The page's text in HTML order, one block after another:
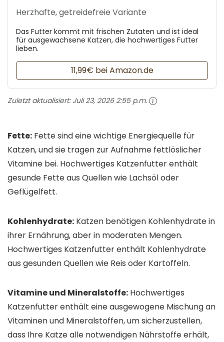
Herzhafte, getreidefreie Variante
Das Futter kommt mit frischen Zutaten und ist ideal
für ausgewachsene Katzen, die hochwertiges Futter
lieben.
11,99€ bei Amazon.de
Zuletzt aktualisiert: Juli 23, 2026 2:55 p.m.
Fette: Fette sind eine wichtige Energiequelle für
Katzen, und sie tragen zur Aufnahme fettlöslicher
Vitamine bei. Hochwertiges Katzenfutter enthält
gesunde Fette aus Quellen wie Lachsöl oder
Geflügelfett.
Kohlenhydrate: Katzen benötigen Kohlenhydrate in
ihrer Ernährung, aber in moderaten Mengen.
Hochwertiges Katzenfutter enthält Kohlenhydrate
aus gesunden Quellen wie Reis oder Kartoffeln.
Vitamine und Mineralstoffe: Hochwertiges
Katzenfutter enthält eine ausgewogene Mischung an
Vitaminen und Mineralstoffen, um sicherzustellen,
dass Ihre Katze alle notwendigen Nährstoffe erhält,